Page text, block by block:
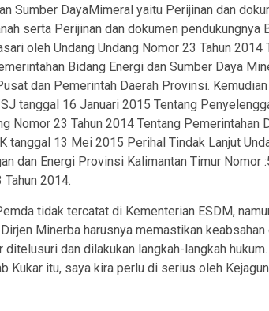
Sumber DayaMimeral yaitu Perijinan dan
serta Perijinan dan dokumen pendukungnya
oleh Undang Undang Nomor 23 Tahun 2014
Bidang Energi dan Sumber Daya
dan Pemerintah Daerah Provinsi.
tanggal 16 Januari 2015 Tentang
Nomor 23 Tahun 2014 Tentang Pemerintahan
tanggal 13 Mei 2015 Perihal Tindak Lanjut
dan Energi Provinsi Kalimantan Timur
2014.
tidak tercatat di Kementerian ESDM,
Minerba harusnya memastikan
dan dilakukan langkah-langkah
Kukar itu, saya kira perlu di serius oleh